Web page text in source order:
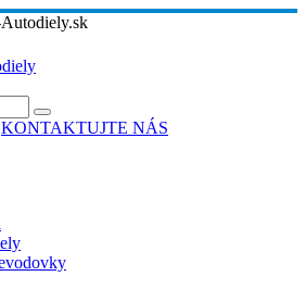
KONTAKTUJTE NÁS